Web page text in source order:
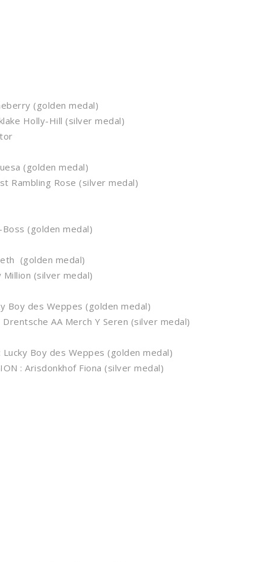
(golden medal)
Holly-Hill (silver medal)
(golden medal)
Rambling Rose (silver medal)
Boss (golden medal)
(golden medal)
Million (silver medal)
Boy des Weppes (golden medal)
Drentsche AA Merch Y Seren (silver medal)
Lucky Boy des Weppes (golden medal)
: Arisdonkhof Fiona (silver medal)